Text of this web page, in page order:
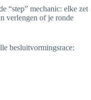
“step” mechanic: elke zet
verlengen of je ronde
besluitvormingsrace: